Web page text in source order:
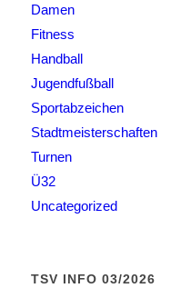
Damen
Fitness
Handball
Jugendfußball
Sportabzeichen
Stadtmeisterschaften
Turnen
Ü32
Uncategorized
TSV INFO 03/2026